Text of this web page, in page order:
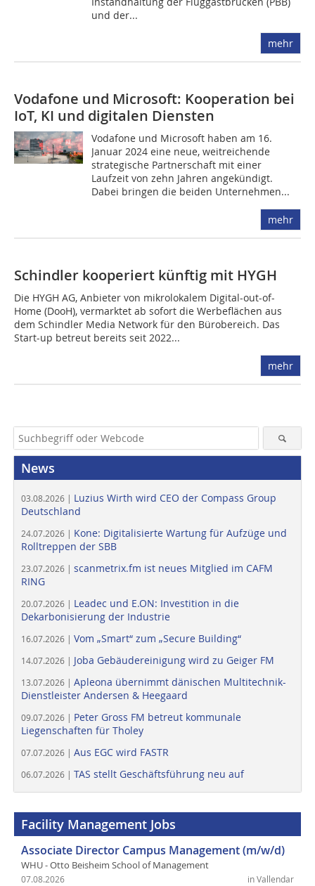
und der...
mehr
Vodafone und Microsoft: Kooperation bei
IoT, KI und digitalen Diensten
Vodafone und Microsoft haben am 16.
Januar 2024 eine neue, weitreichende
strategische Partnerschaft mit einer
Laufzeit von zehn Jahren angekündigt.
Dabei bringen die beiden Unternehmen...
mehr
Schindler kooperiert künftig mit HYGH
Die HYGH AG, Anbieter von mikrolokalem Digital-out-of-
Home (DooH), vermarktet ab sofort die Werbeflächen aus
dem Schindler Media Network für den Bürobereich. Das
Start-up betreut bereits seit 2022...
mehr
News
03.08.2026 | Luzius Wirth wird CEO der Compass Group
Deutschland
24.07.2026 | Kone: Digitalisierte Wartung für Aufzüge und
Rolltreppen der SBB
23.07.2026 | scanmetrix.fm ist neues Mitglied im CAFM
RING
20.07.2026 | Leadec und E.ON: Investition in die
Dekarbonisierung der Industrie
16.07.2026 | Vom „Smart“ zum „Secure Building“
14.07.2026 | Joba Gebäudereinigung wird zu Geiger FM
13.07.2026 | Apleona übernimmt dänischen Multitechnik-
Dienstleister Andersen & Heegaard
09.07.2026 | Peter Gross FM betreut kommunale
Liegenschaften für Tholey
07.07.2026 | Aus EGC wird FASTR
06.07.2026 | TAS stellt Geschäftsführung neu auf
Facility Management Jobs
Associate Director Campus Management (m/w/d)
WHU - Otto Beisheim School of Management
in Vallendar
07.08.2026